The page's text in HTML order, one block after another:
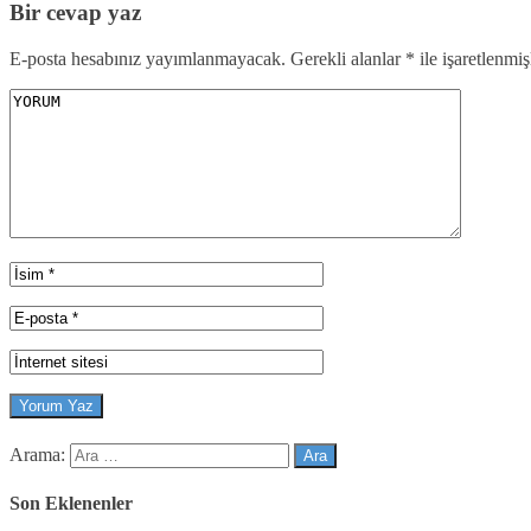
Bir cevap yaz
E-posta hesabınız yayımlanmayacak. Gerekli alanlar * ile
Arama:
Son Eklenenler